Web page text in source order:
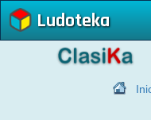
Ludoteka